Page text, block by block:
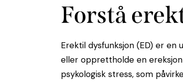
Forstå
Erektil dysfunksjon (ED) er
eller opprettholde en
psykologisk stress, som